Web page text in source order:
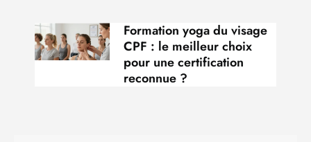
Formation yoga du visage
CPF : le meilleur choix
pour une certification
reconnue ?